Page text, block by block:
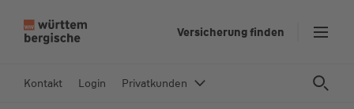
In
Versicherung finden
Kontakt Login Privatkunden